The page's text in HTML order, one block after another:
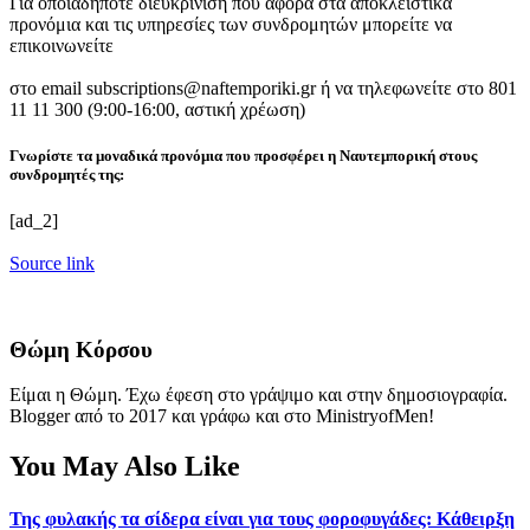
προνόμια και τις υπηρεσίες των συνδρομητών μπορείτε να
επικοινωνείτε
στο email subscriptions@naftemporiki.gr ή να τηλεφωνείτε στο 801
11 11 300 (9:00-16:00, αστική χρέωση)
Γνωρίστε τα μοναδικά προνόμια που προσφέρει η Ναυτεμπορική στους
συνδρομητές της:
[ad_2]
Source link
Θώμη Κόρσου
Είμαι η Θώμη. Έχω έφεση στο γράψιμο και στην δημοσιογραφία.
Blogger από το 2017 και γράφω και στο MinistryofMen!
You May Also Like
Της φυλακής τα σίδερα είναι για τους φοροφυγάδες: Κάθειρξη